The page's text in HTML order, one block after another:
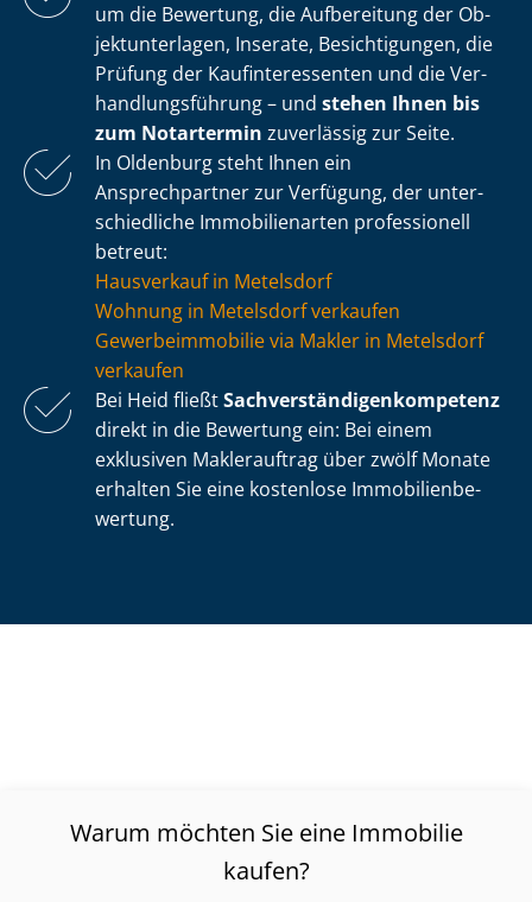
um die Bewertung, die Aufbereitung der Ob­
jekt­un­ter­la­gen, Inserate, Besichtigungen, die
Prüfung der Kauf­in­ter­es­sen­ten und die Ver­
hand­lungs­füh­rung – und stehen Ihnen bis
zum Notartermin zuverlässig zur Seite.
In Oldenburg steht Ihnen ein
Ansprechpartner zur Verfügung, der un­ter­
schied­li­che Immobilienarten professionell
betreut:
Hausverkauf in Metelsdorf
Wohnung in Metelsdorf verkaufen
Ge­wer­be­im­mo­bi­lie via Makler in Metelsdorf
verkaufen
Bei Heid fließtSach­ver­stän­di­gen­kom­pe­tenz
direkt in die Bewertung ein: Bei einem
exklusiven Maklerauftrag über zwölf Monate
erhalten Sie eine kostenlose Im­mo­bi­li­en­be­
wer­tung.
Warum möchten Sie eine Immobilie
kaufen?